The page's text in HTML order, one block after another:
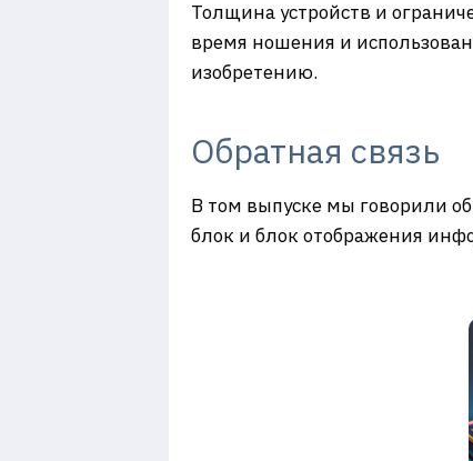
Толщина устройств и
время ношения и
изобретению.
Обратная связь
В том выпуске мы говорили
блок и блок отображения